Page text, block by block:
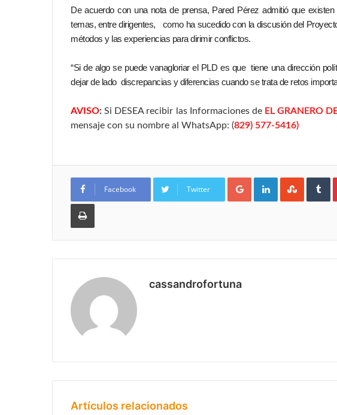
De acuerdo con una nota de prensa, Pared Pérez admitió que
temas, entre dirigentes, como ha sucedido con la discusión del
métodos y las experiencias para dirimir conflictos.
“Si de algo se puede vanagloriar el PLD es que tiene una dirección
dejar de lado discrepancias y diferencias cuando se trata de retos
AVISO: Si DESEA recibir las Informaciones de EL GRANERO
mensaje con su nombre al WhatsApp: (829) 577-5416)
Facebook Twitter
Google+LinkedIn
Imprimir
cassandrofortuna
Artículos relacionados